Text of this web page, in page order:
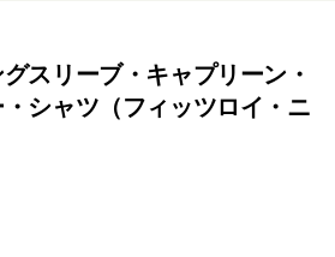
スリーブ・キャプリーン・
シャツ（フィッツロイ・ニ